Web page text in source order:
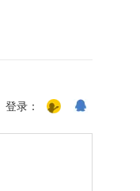
登录：